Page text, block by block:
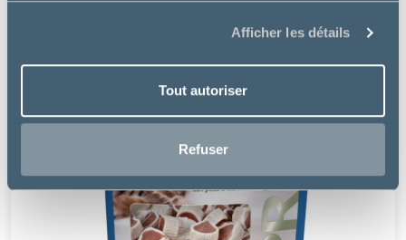
Afficher les détails
Tout autoriser
Refuser